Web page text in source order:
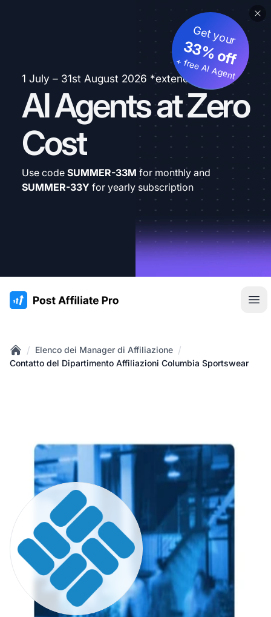
1 July – 31st August 2026 *extended
AI Agents at Zero
Cost
Get your
33% off
+ free AI Agent
Use code SUMMER-33M for monthly and
SUMMER-33Y for yearly subscription
:site.title
Home
/ Elenco dei Manager di Affiliazione /
Contatto del Dipartimento Affiliazioni Columbia Sportswear